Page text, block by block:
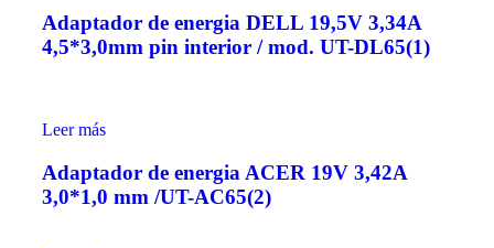
Adaptador de energia DELL 19,5V 3,34A
4,5*3,0mm pin interior / mod. UT-DL65(1)
Leer más
Adaptador de energia ACER 19V 3,42A
3,0*1,0 mm /UT-AC65(2)